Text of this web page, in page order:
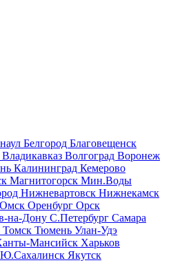
Белгород Благовещенск
Владикавказ Волгоград Воронеж
Калининград Кемерово
Магнитогорск Мин.Воды
Нижневартовск Нижнекамск
Омск Оренбург Орск
на-Дону С.Петербург Самара
Томск Тюмень Улан-Удэ
Мансийск Харьков
Ю.Сахалинск Якутск